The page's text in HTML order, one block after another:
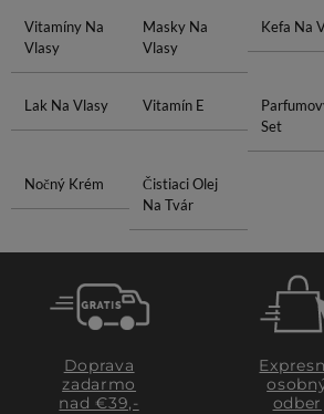
Vitamíny Na
Vlasy
Masky Na
Vlasy
Kefa Na
Lak Na Vlasy Vitamín E
Set
Nočný Krém
Čistiaci Olej
Na Tvár
Doprava
zadarmo
nad €39,-
odber